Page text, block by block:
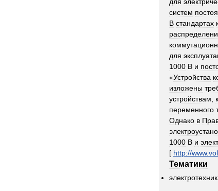
систем
В стандартах
для
1000 В и
«Устройства
изложены
устройствам
переменного
Однако в
1000 В и
[ http://www.
Тематики